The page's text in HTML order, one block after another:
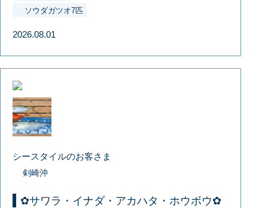
ソウダガツオ7匹
2026.08.01
シースタイルのお客さま
剣崎沖
✿サワラ・イナダ・アカハタ・ホウボウ✿